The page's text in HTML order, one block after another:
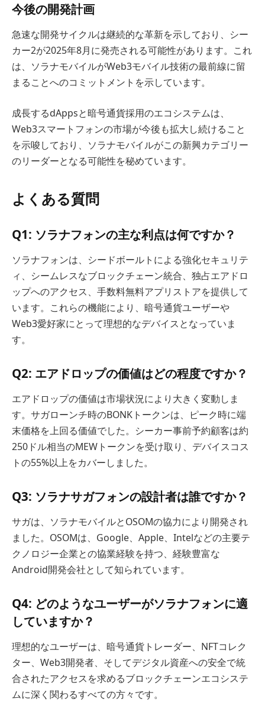
今後の開発計画
急速な開発サイクルは継続的な革新を示しており、シー
カー2が2025年8月に発売される可能性があります。これ
は、ソラナモバイルがWeb3モバイル技術の最前線に留
まることへのコミットメントを示しています。
成長するdAppsと暗号通貨採用のエコシステムは、
Web3スマートフォンの市場が今後も拡大し続けること
を示唆しており、ソラナモバイルがこの新興カテゴリー
のリーダーとなる可能性を秘めています。
よくある質問
Q1: ソラナフォンの主な利点は何ですか？
ソラナフォンは、シードボールトによる強化セキュリテ
ィ、シームレスなブロックチェーン統合、独占エアドロ
ップへのアクセス、手数料無料アプリストアを提供して
います。これらの機能により、暗号通貨ユーザーや
Web3愛好家にとって理想的なデバイスとなっていま
す。
Q2: エアドロップの価値はどの程度ですか？
エアドロップの価値は市場状況により大きく変動しま
す。サガローンチ時のBONKトークンは、ピーク時に端
末価格を上回る価値でした。シーカー事前予約顧客は約
250ドル相当のMEWトークンを受け取り、デバイスコス
トの55%以上をカバーしました。
Q3: ソラナサガフォンの設計者は誰ですか？
サガは、ソラナモバイルとOSOMの協力により開発され
ました。OSOMは、Google、Apple、Intelなどの主要テ
クノロジー企業との協業経験を持つ、経験豊富な
Android開発会社として知られています。
Q4: どのようなユーザーがソラナフォンに適
していますか？
理想的なユーザーは、暗号通貨トレーダー、NFTコレク
ター、Web3開発者、そしてデジタル資産への安全で統
合されたアクセスを求めるブロックチェーンエコシステ
ムに深く関わるすべての方々です。